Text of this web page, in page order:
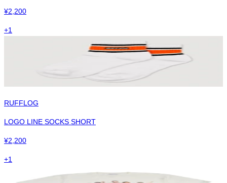
¥2,200
+1
RUFFLOG
LOGO LINE SOCKS SHORT
¥2,200
+1